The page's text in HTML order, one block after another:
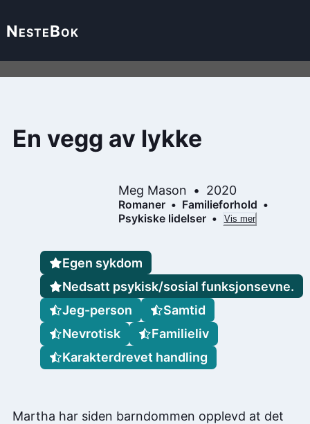
NesteBok
En vegg av lykke
Meg Mason 2020
Romaner
Familieforhold
Psykiske lidelser
Vis mer
Martha har siden barndommen opplevd at det
Egen sykdom
Nedsatt psykisk/sosial funksjonsevne.
Jeg-person
Samtid
Nevrotisk
Familieliv
Karakterdrevet handling